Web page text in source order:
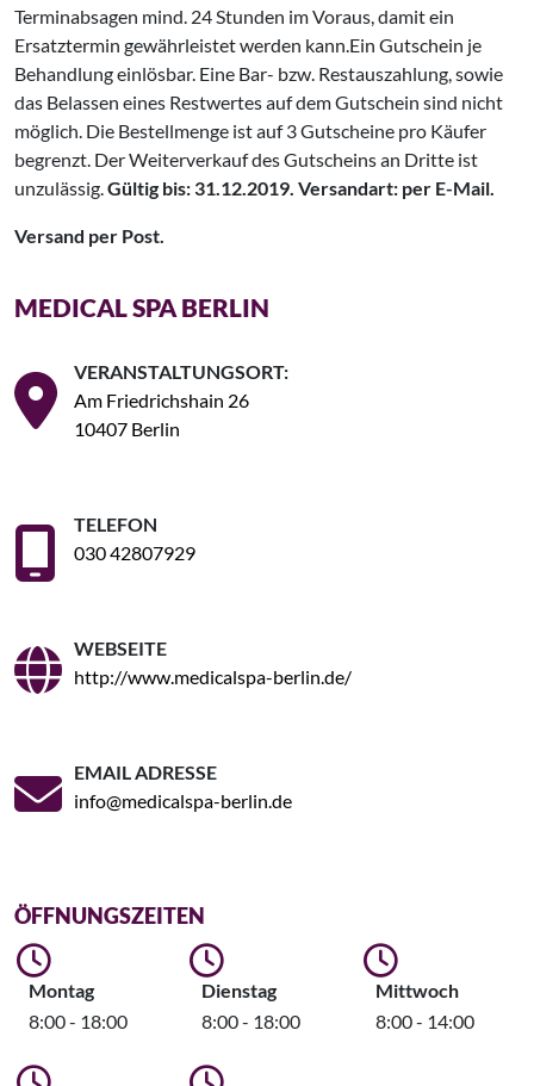
Terminabsagen mind. 24 Stunden im Voraus, damit ein
Ersatztermin gewährleistet werden kann.Ein Gutschein je
Behandlung einlösbar. Eine Bar- bzw. Restauszahlung, sowie
das Belassen eines Restwertes auf dem Gutschein sind nicht
möglich. Die Bestellmenge ist auf 3 Gutscheine pro Käufer
begrenzt. Der Weiterverkauf des Gutscheins an Dritte ist
unzulässig. Gültig bis: 31.12.2019. Versandart: per E-Mail.
Versand per Post.
MEDICAL SPA BERLIN
VERANSTALTUNGSORT:
Am Friedrichshain 26
10407 Berlin
TELEFON
030 42807929
WEBSEITE
http://www.medicalspa-berlin.de/
EMAIL ADRESSE
info@medicalspa-berlin.de
ÖFFNUNGSZEITEN
Montag
8:00 - 18:00
Dienstag
8:00 - 18:00
Mittwoch
8:00 - 14:00